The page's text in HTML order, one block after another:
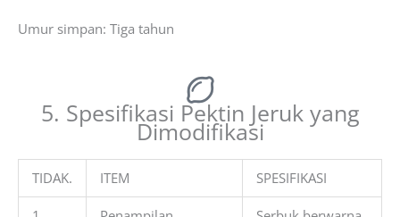
Umur simpan: Tiga tahun
5. Spesifikasi Pektin Jeruk yang
Dimodifikasi
TIDAK. ITEM SPESIFIKASI